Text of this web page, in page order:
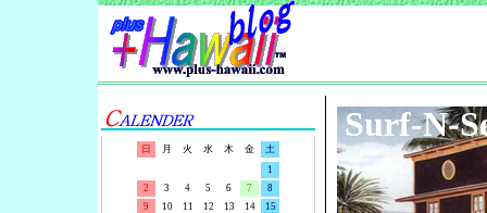
日 月 火 水 木 金
土
1
2
3 4 5 6 7
8
9
10 11 12 13 14
15
Surf-N-